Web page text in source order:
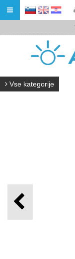
HR
Vse kategorije